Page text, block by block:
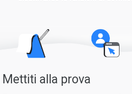
Mettiti alla prova